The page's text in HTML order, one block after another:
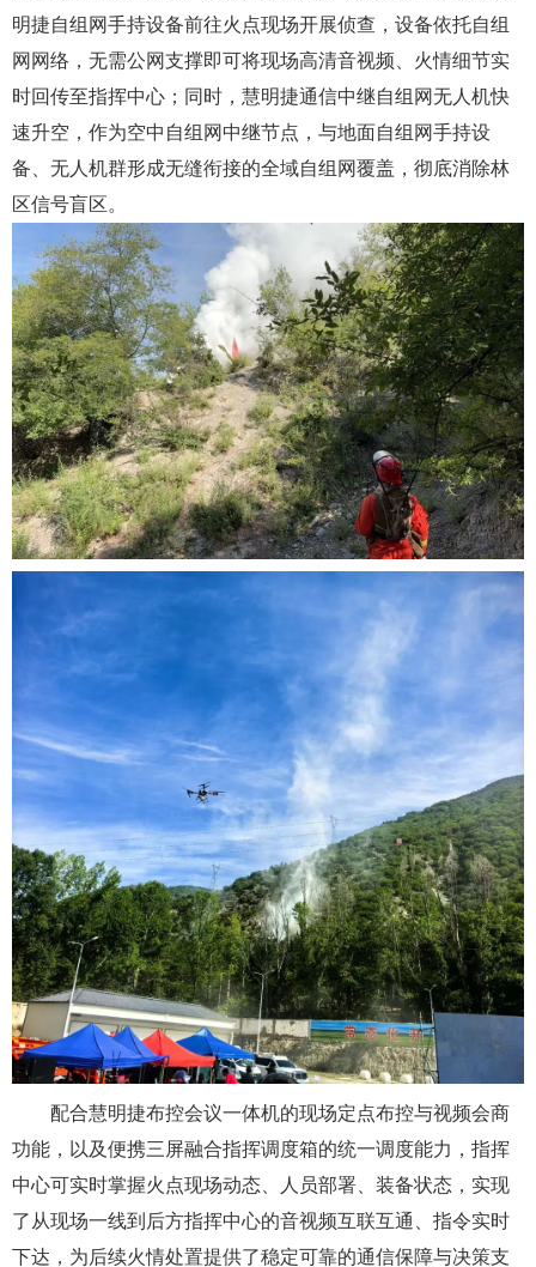
明捷自组网手持设备前往火点现场开展侦查，设备依托自组
网网络，无需公网支撑即可将现场高清音视频、火情细节实
时回传至指挥中心；同时，慧明捷通信中继自组网无人机快
速升空，作为空中自组网中继节点，与地面自组网手持设
备、无人机群形成无缝衔接的全域自组网覆盖，彻底消除林
区信号盲区。
配合慧明捷布控会议一体机的现场定点布控与视频会商
功能，以及便携三屏融合指挥调度箱的统一调度能力，指挥
中心可实时掌握火点现场动态、人员部署、装备状态，实现
了从现场一线到后方指挥中心的音视频互联互通、指令实时
下达，为后续火情处置提供了稳定可靠的通信保障与决策支